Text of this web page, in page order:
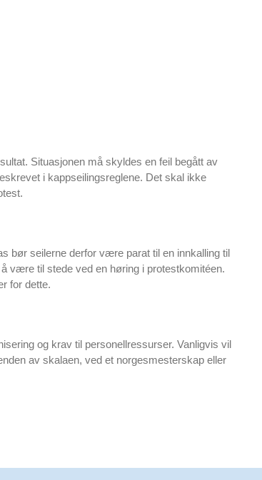
Situasjonen må skyldes en feil begått av
i kappseilingsreglene. Det skal ikke
bør seilerne derfor være parat til en innkalling til
være til stede ved en høring i protestkomitéen.
for dette.
og krav til personellressurser. Vanligvis vil
av skalaen, ved et norgesmesterskap eller